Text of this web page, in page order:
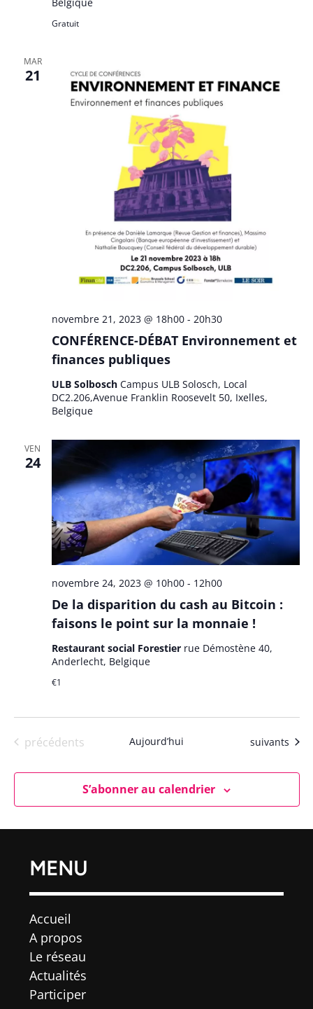
Belgique
Gratuit
MAR
21
CONFÉRENCE-DÉBAT Environnement et
finances publiques
novembre 21, 2023 @ 18h00- 20h30
ULB Solbosch Campus ULB Solosch, Local
DC2.206,Avenue Franklin Roosevelt 50, Ixelles,
Belgique
VEN
24
De la disparition du cash au Bitcoin :
faisons le point sur la monnaie !
novembre 24, 2023 @ 10h00- 12h00
Restaurant social Forestier rue Démostène 40,
Anderlecht, Belgique
€1
Évènements
précédents Aujourd’hui Évènements
suivants
S’abonner au calendrier
MENU
Accueil
A propos
Le réseau
Actualités
Participer